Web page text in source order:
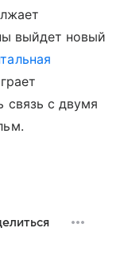
выйдет новый
связь с двумя